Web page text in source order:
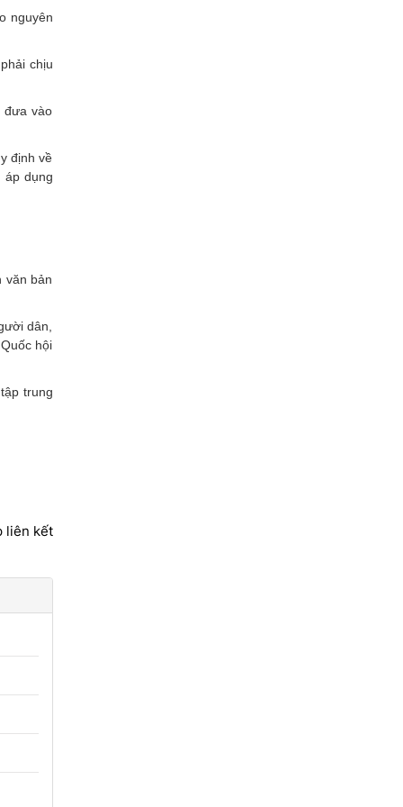
nguyên
chịu
đưa vào
định về
áp dụng
văn bản
dân,
hội
trung
liên kết